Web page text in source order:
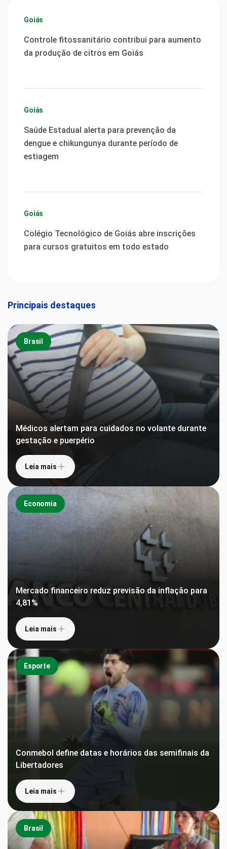
Goiás
Controle fitossanitário contribui para aumento
da produção de citros em Goiás
Goiás
Saúde Estadual alerta para prevenção da
dengue e chikungunya durante período de
estiagem
Goiás
Colégio Tecnológico de Goiás abre inscrições
para cursos gratuitos em todo estado
Principais destaques
Brasil
Médicos alertam para cuidados no volante durante
gestação e puerpério
Leia mais
Economia
Mercado financeiro reduz previsão da inflação para
4,81%
Leia mais
Esporte
Conmebol define datas e horários das semifinais da
Libertadores
Leia mais
Brasil